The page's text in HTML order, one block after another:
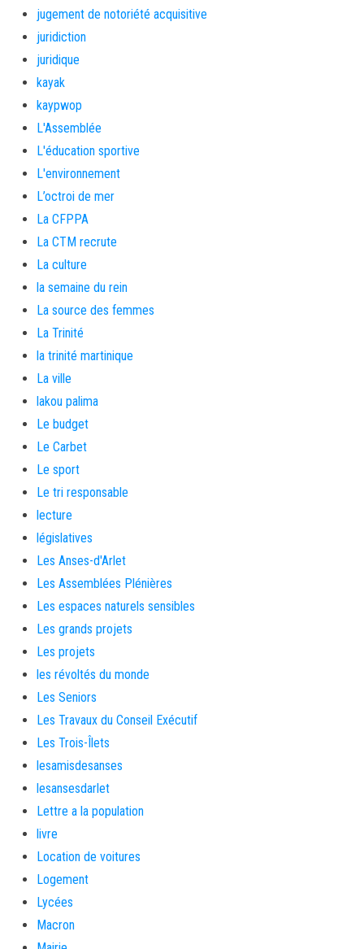
jugement de notoriété acquisitive
juridiction
juridique
kayak
kaypwop
L'Assemblée
L'éducation sportive
L'environnement
L’octroi de mer
La CFPPA
La CTM recrute
La culture
la semaine du rein
La source des femmes
La Trinité
la trinité martinique
La ville
lakou palima
Le budget
Le Carbet
Le sport
Le tri responsable
lecture
législatives
Les Anses-d'Arlet
Les Assemblées Plénières
Les espaces naturels sensibles
Les grands projets
Les projets
les révoltés du monde
Les Seniors
Les Travaux du Conseil Exécutif
Les Trois-Îlets
lesamisdesanses
lesansesdarlet
Lettre a la population
livre
Location de voitures
Logement
Lycées
Macron